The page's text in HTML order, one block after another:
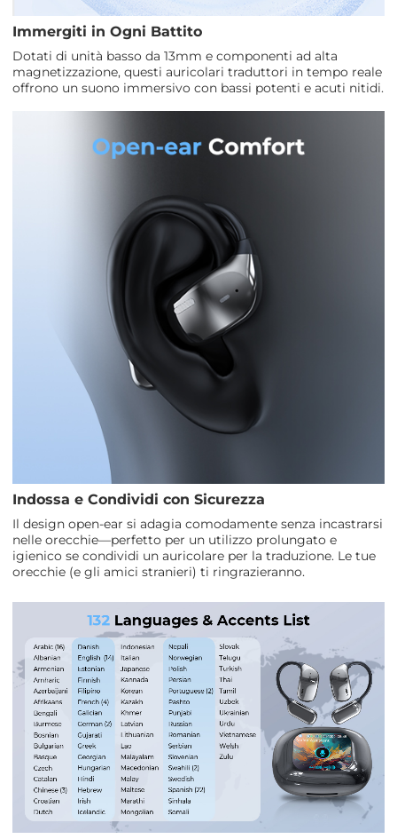
Immergiti in Ogni Battito
Dotati di unità basso da 13mm e componenti ad alta
magnetizzazione, questi auricolari traduttori in tempo reale
offrono un suono immersivo con bassi potenti e acuti nitidi.
Indossa e Condividi con Sicurezza
Il design open-ear si adagia comodamente senza incastrarsi
nelle orecchie—perfetto per un utilizzo prolungato e
igienico se condividi un auricolare per la traduzione. Le tue
orecchie (e gli amici stranieri) ti ringrazieranno.